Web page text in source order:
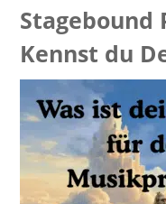
Stagebound
Kennst du
Vision?